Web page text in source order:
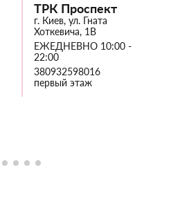
ТРК Проспект
г. Киев, ул. Гната
Хоткевича, 1В
ЕЖЕДНЕВНО 10:00 -
22:00
380932598016
первый этаж